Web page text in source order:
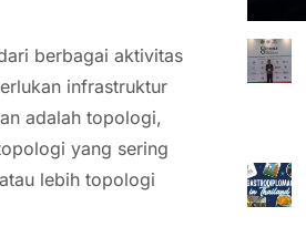
berbagai aktivitas
infrastruktur
adalah topologi,
yang sering
lebih topologi